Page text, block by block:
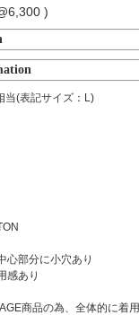
)
当(表記サイズ：L)
心部分に小穴あり
感あり
商品の為、全体的に着用